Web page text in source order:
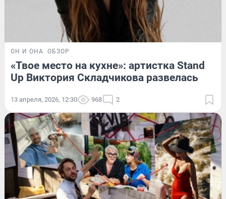
ОН И ОНА ОБЗОР
«Твое место на кухне»: артистка Stand
Up Виктория Складчикова развелась
13 апреля, 2026, 12:30 968 2